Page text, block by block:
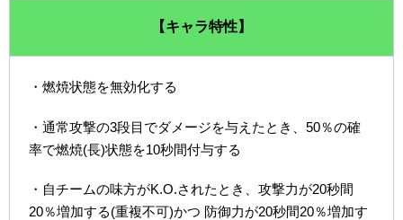
【キャラ特性】
・燃焼状態を無効化する
・通常攻撃の3段目でダメージを与えたとき、50％の確
率で燃焼(長)状態を10秒間付与する
・自チームの味方がK.O.されたとき、攻撃力が20秒間
20％増加する(重複不可)かつ 防御力が20秒間20％増加す